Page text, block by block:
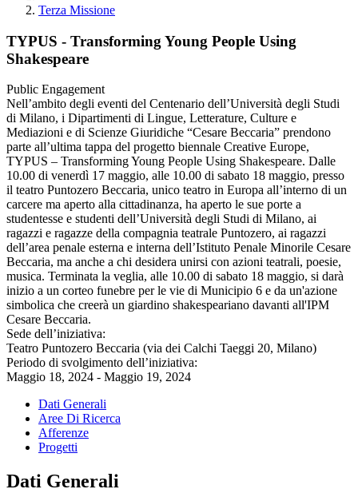
Terza Missione
TYPUS - Transforming Young People Using
Shakespeare
Public Engagement
Nell’ambito degli eventi del Centenario dell’Università degli Studi
di Milano, i Dipartimenti di Lingue, Letterature, Culture e
Mediazioni e di Scienze Giuridiche “Cesare Beccaria” prendono
parte all’ultima tappa del progetto biennale Creative Europe,
TYPUS – Transforming Young People Using Shakespeare. Dalle
10.00 di venerdì 17 maggio, alle 10.00 di sabato 18 maggio, presso
il teatro Puntozero Beccaria, unico teatro in Europa all’interno di un
carcere ma aperto alla cittadinanza, ha aperto le sue porte a
studentesse e studenti dell’Università degli Studi di Milano, ai
ragazzi e ragazze della compagnia teatrale Puntozero, ai ragazzi
dell’area penale esterna e interna dell’Istituto Penale Minorile Cesare
Beccaria, ma anche a chi desidera unirsi con azioni teatrali, poesie,
musica. Terminata la veglia, alle 10.00 di sabato 18 maggio, si darà
inizio a un corteo funebre per le vie di Municipio 6 e da un'azione
simbolica che creerà un giardino shakespeariano davanti all'IPM
Cesare Beccaria.
Sede dell’iniziativa:
Teatro Puntozero Beccaria (via dei Calchi Taeggi 20, Milano)
Periodo di svolgimento dell’iniziativa:
Maggio 18, 2024 - Maggio 19, 2024
Dati Generali
Aree Di Ricerca
Afferenze
Progetti
Dati Generali